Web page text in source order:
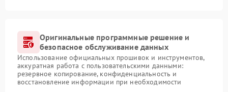
Оригинальные программные решение и
безопасное обслуживание данных
Использование официальных прошивок и инструментов,
аккуратная работа с пользовательскими данными:
резервное копирование, конфиденциальность и
восстановление информации при необходимости